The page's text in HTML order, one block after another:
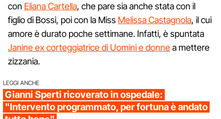
con Eliana Cartella, che pare sia anche stata con il
figlio di Bossi, poi con la Miss Melissa Castagnola, il cui
amore è durato poche settimane. Infatti, è spuntata
Janine ex corteggiatrice di Uomini e donnea mettere
zizzania.
LEGGI ANCHE
Gianni Sperti ricoverato in ospedale:
"Intervento programmato, per fortuna è andato